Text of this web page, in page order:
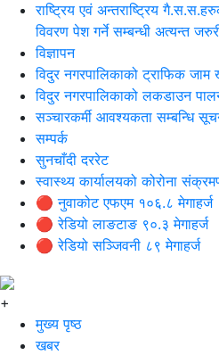
राष्ट्रिय एवं अन्तराष्ट्रिय
विवरण पेश गर्ने सम्बन्धी अत्यन्त
विज्ञापन
विदुर नगरपालिकाको ट्राफिक जाम
विदुर नगरपालिकाको लकडाउन
सञ्चारकर्मी आवश्यकता सम्बन्धि
सम्पर्क
सुनचाँदी दररेट
स्वास्थ्य कार्यालयको कोरोना
🔴 नुवाकोट एफएम १०६.८ मेगाहर्ज
🔴 रेडियो लाङटाङ ९०.३ मेगाहर्ज
🔴 रेडियो सञ्जिवनी ८९ मेगाहर्ज
+
मुख्य पृष्ठ
खबर